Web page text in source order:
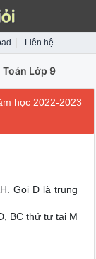
Liên hệ
Toán Lớp 9
học 2022-2023
Gọi D là trung
BC thứ tự tại M